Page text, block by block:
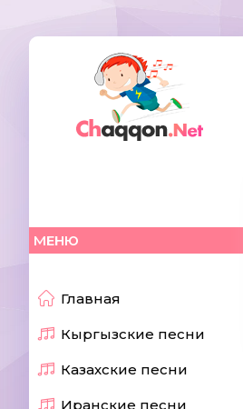
МЕНЮ
Главная
Кыргызские песни
Казахские песни
Иранские песни